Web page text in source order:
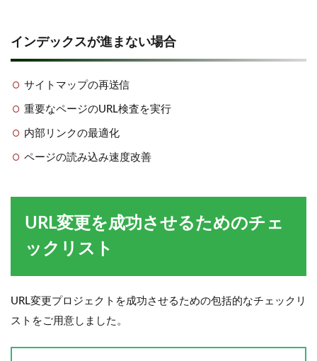
インデックスが進まない場合
サイトマップの再送信
重要なページのURL検査を実行
内部リンクの最適化
ページの読み込み速度改善
URL変更を成功させるためのチェ
ックリスト
URL変更プロジェクトを成功させるための包括的なチェックリ
ストをご用意しました。